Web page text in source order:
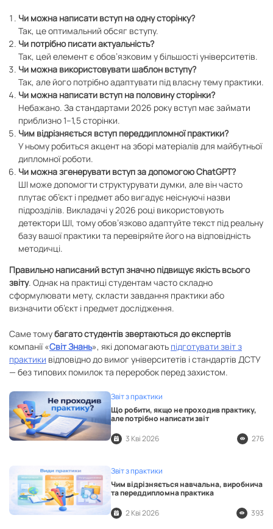
Чи можна написати вступ на одну сторінку?
Так, це оптимальний обсяг вступу.
Чи потрібно писати актуальність?
Так, цей елемент є обов’язковим у більшості університетів.
Чи можна використовувати шаблон вступу?
Так, але його потрібно адаптувати під власну тему практики.
Чи можна написати вступ на половину сторінки?
Небажано. За стандартами 2026 року вступ має займати
приблизно 1–1,5 сторінки.
Чим відрізняється вступ переддипломної практики?
У ньому робиться акцент на зборі матеріалів для майбутньої
дипломної роботи.
Чи можна згенерувати вступ за допомогою ChatGPT?
ШІ може допомогти структурувати думки, але він часто
плутає об’єкт і предмет або вигадує неіснуючі назви
підрозділів. Викладачі у 2026 році використовують
детектори ШІ, тому обов’язково адаптуйте текст під реальну
базу вашої практики та перевіряйте його на відповідність
методичці.
Правильно написаний вступ значно підвищує якість всього
звіту. Однак на практиці студентам часто складно
сформулювати мету, скласти завдання практики або
визначити об’єкт і предмет дослідження.
Саме томубагато студентів звертаються до експертів
компанії «Світ Знань», які допомагають підготувати звіт з
практики відповідно до вимог університетів і стандартів ДСТУ
— без типових помилок та переробок перед захистом.
Звіт з практики
Що робити, якщо не проходив практику,
але потрібно написати звіт
3 Кві 2026
276
Звіт з практики
Чим відрізняється навчальна, виробнича
та переддипломна практика
2 Кві 2026
393